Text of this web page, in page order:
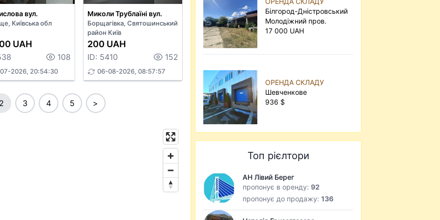
вул.
Київська обл
UAH
108
2026, 20:54:30
Миколи Трублаїні вул.
Борщагівка, Святошинський
район Київ
200 UAH
ID: 5410 152
06-08-2026, 08:57:57
3 4 5 >
Білгород-Дністровський
Молодіжний пров.
17 000 UAH
ОРЕНДА СКЛАДУ
Шевченкове
936 $
Топ рієлтори
АН Лівий Берег
пропонує в оренду:92
пропонує до продажу:136